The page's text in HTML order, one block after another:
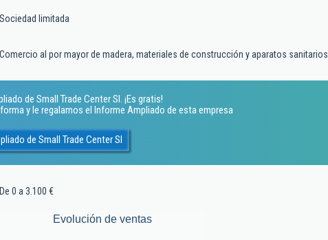
Sociedad limitada
Comercio al por mayor de madera, materiales de construcción y aparatos sanitarios
de Small Trade Center Sl. ¡Es gratis!
y le regalamos el Informe Ampliado de esta empresa
de Small Trade Center Sl
De 0 a 3.100 €
Evolución de ventas